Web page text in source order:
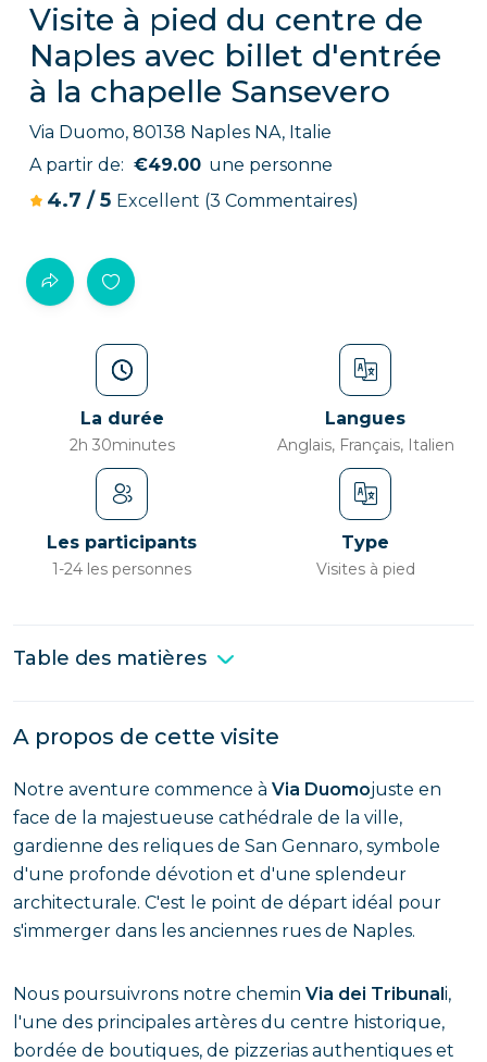
Visite à pied du centre de
Naples avec billet d'entrée
à la chapelle Sansevero
Via Duomo, 80138 Naples NA, Italie
A partir de: €49.00 une personne
4.7 /5 Excellent (3 Commentaires)
La durée
2h 30minutes
Langues
Anglais, Français, Italien
Les participants
1-24 les personnes
Type
Visites à pied
Table des matières
A propos de cette visite
Notre aventure commence à Via Duomojuste en
face de la majestueuse cathédrale de la ville,
gardienne des reliques de San Gennaro, symbole
d'une profonde dévotion et d'une splendeur
architecturale. C'est le point de départ idéal pour
s'immerger dans les anciennes rues de Naples.
Nous poursuivrons notre chemin Via dei Tribunali,
l'une des principales artères du centre historique,
bordée de boutiques, de pizzerias authentiques et